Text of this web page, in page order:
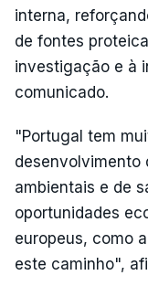
interna,
de fontes
investigação e à
comunicado.
"Portugal tem
desenvolvimento
ambientais e de
oportunidades
europeus, como
este caminho",